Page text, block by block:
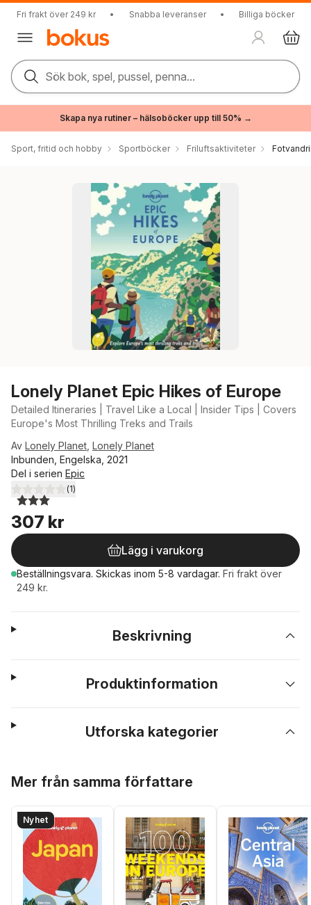
Fri frakt över 249 kr • Snabba leveranser • Billiga böcker
Sök bok, spel, pussel, penna...
Skapa nya rutiner – hälsoböcker upp till 50% →
Sport, fritid och hobby Sportböcker Friluftsaktiviteter
Lonely Planet Epic Hikes of Europe
Detailed Itineraries | Travel Like a Local | Insider Tips | Covers
Europe's Most Thrilling Treks and Trails
Av Lonely Planet Lonely Planet
Inbunden, Engelska, 2021
Del i serien Epic
3,0utav 5 stjärnor. Totalt antal röster:
(1)
307 kr
Lägg i varukorg
Beställningsvara. Skickas inom 5-8 vardagar. Fri frakt över
249 kr.
Beskrivning
Produktinformation
Utforska kategorier
Mer från samma författare
Nyhet